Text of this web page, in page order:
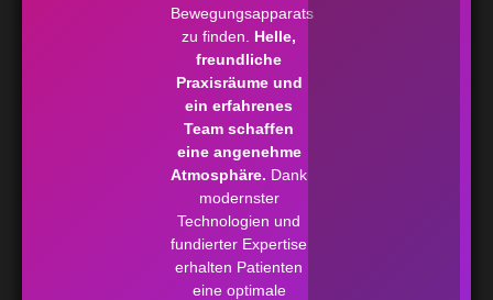
Bewegungsapparats
zu finden.
Helle,
freundliche
Praxisräume und
ein erfahrenes
Team schaffen
eine angenehme
Atmosphäre. Dank
modernster
Technologien und
fundierter Expertise
erhalten Patienten
eine optimale